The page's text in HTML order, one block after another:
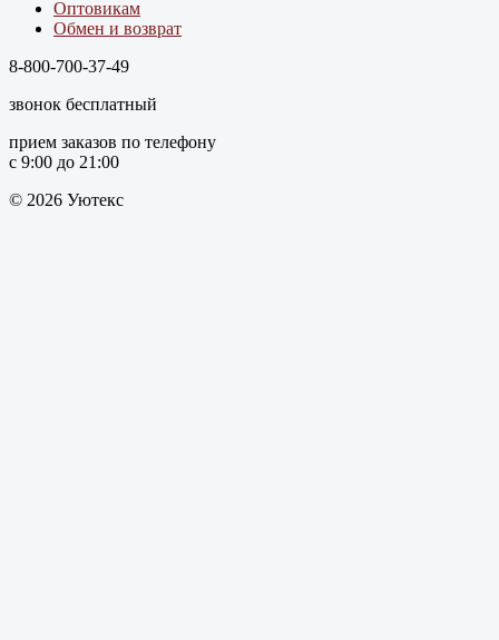
Оптовикам
Обмен и возврат
8-800-700-37-49
звонок бесплатный
прием заказов по телефону
с 9:00 до 21:00
© 2026 Уютекс